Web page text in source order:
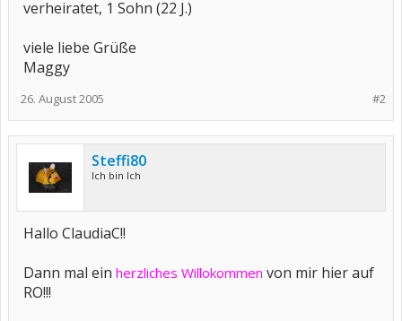
verheiratet, 1 Sohn (22 J.)
viele liebe Grüße
Maggy
#2
26. August 2005
Steffi80
Ich bin Ich
Hallo ClaudiaC!!
Dann mal ein herzliches Willokommen von mir hier auf
RO!!!